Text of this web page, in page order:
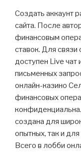
Создать аккаунт
сайта. После
финансовым
ставок. Для связи
доступен Live чат
письменных
онлайн-казино
финансовых
создана для
опытных, так и
Всего в лобби